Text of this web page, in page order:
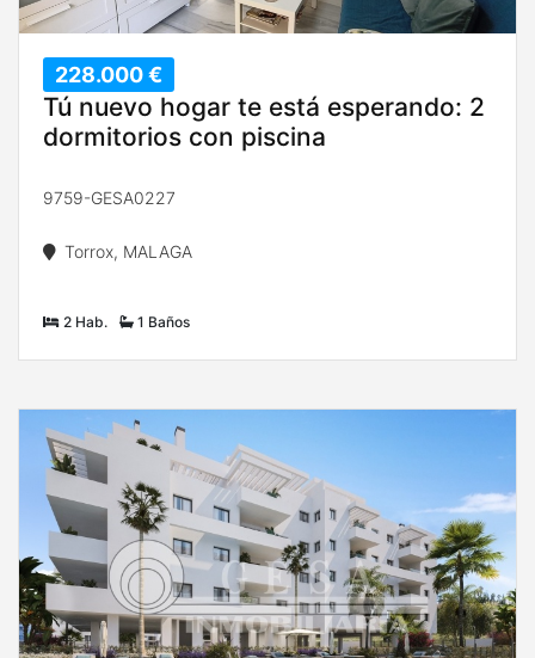
228.000 €
Tú nuevo hogar te está esperando: 2
dormitorios con piscina
9759-GESA0227
Torrox, MALAGA
2 Hab. 1 Baños